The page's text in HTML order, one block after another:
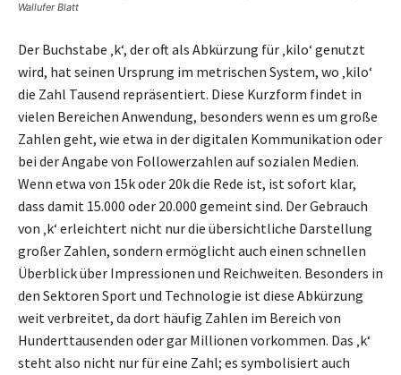
Wallufer Blatt
Der Buchstabe ‚k‘, der oft als Abkürzung für ‚kilo‘ genutzt
wird, hat seinen Ursprung im metrischen System, wo ‚kilo‘
die Zahl Tausend repräsentiert. Diese Kurzform findet in
vielen Bereichen Anwendung, besonders wenn es um große
Zahlen geht, wie etwa in der digitalen Kommunikation oder
bei der Angabe von Followerzahlen auf sozialen Medien.
Wenn etwa von 15k oder 20k die Rede ist, ist sofort klar,
dass damit 15.000 oder 20.000 gemeint sind. Der Gebrauch
von ‚k‘ erleichtert nicht nur die übersichtliche Darstellung
großer Zahlen, sondern ermöglicht auch einen schnellen
Überblick über Impressionen und Reichweiten. Besonders in
den Sektoren Sport und Technologie ist diese Abkürzung
weit verbreitet, da dort häufig Zahlen im Bereich von
Hunderttausenden oder gar Millionen vorkommen. Das ‚k‘
steht also nicht nur für eine Zahl; es symbolisiert auch